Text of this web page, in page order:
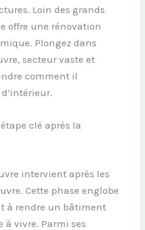
Loin des grands
offre une rénovation
Plongez dans
secteur vaste et
comment il
clé après la
intervient après les
Cette phase englobe
à rendre un bâtiment
vivre. Parmi ses